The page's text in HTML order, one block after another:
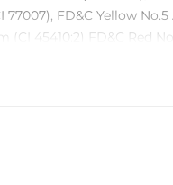
FD&C Yellow
(CI 45410:2) FD&C Red